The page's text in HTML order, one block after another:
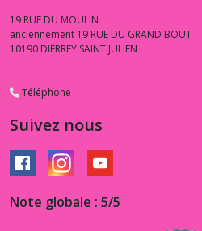
19 RUE DU MOULIN
anciennement 19 RUE DU GRAND BOUT
10190 DIERREY SAINT JULIEN
Téléphone
Suivez nous
Note globale : 5/5